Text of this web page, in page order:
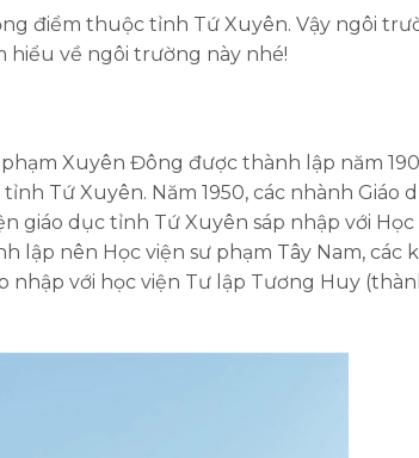
điểm thuộc tỉnh Tứ Xuyên. Vậy ngôi
hiểu về ngôi trường này nhé!
Xuyên Đông được thành lập năm
Tứ Xuyên. Năm 1950, các nhành Giáo
giáo dục tỉnh Tứ Xuyên sáp nhập với Học
lập nên Học viện sư phạm Tây Nam, các
nhập với học viện Tư lập Tương Huy